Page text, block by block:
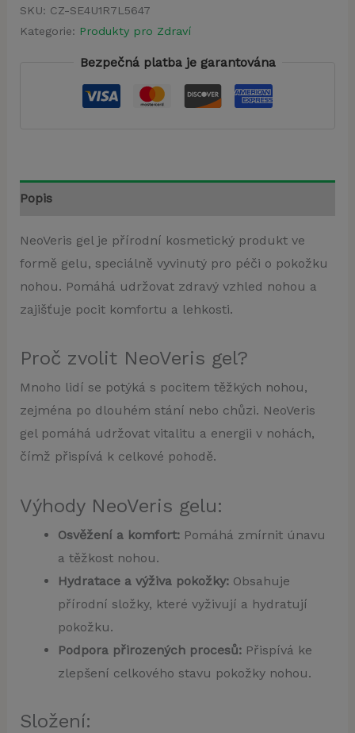
SKU: CZ-SE4U1R7L5647
Kategorie: Produkty pro Zdraví
Bezpečná platba je garantována
Popis
NeoVeris gel je přírodní kosmetický produkt ve
formě gelu, speciálně vyvinutý pro péči o pokožku
nohou. Pomáhá udržovat zdravý vzhled nohou a
zajišťuje pocit komfortu a lehkosti.
Proč zvolit NeoVeris gel?
Mnoho lidí se potýká s pocitem těžkých nohou,
zejména po dlouhém stání nebo chůzi. NeoVeris
gel pomáhá udržovat vitalitu a energii v nohách,
čímž přispívá k celkové pohodě.
Výhody NeoVeris gelu:
Osvěžení a komfort:Pomáhá zmírnit únavu
a těžkost nohou.
Hydratace a výživa pokožky:Obsahuje
přírodní složky, které vyživují a hydratují
pokožku.
Podpora přirozených procesů:Přispívá ke
zlepšení celkového stavu pokožky nohou.
Složení: